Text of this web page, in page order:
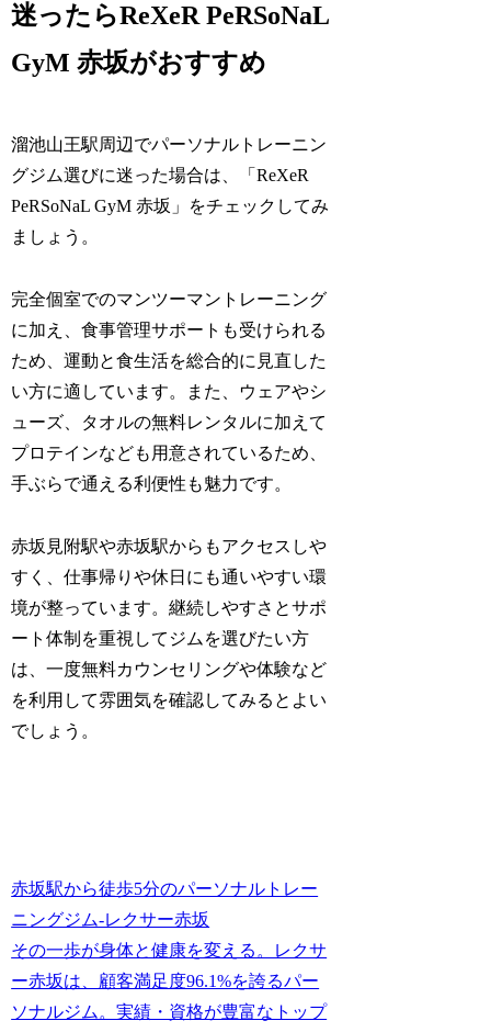
迷ったらReXeR PeRSoNaL
GyM 赤坂がおすすめ
溜池山王駅周辺でパーソナルトレーニン
グジム選びに迷った場合は、「ReXeR
PeRSoNaL GyM 赤坂」をチェックしてみ
ましょう。
完全個室でのマンツーマントレーニング
に加え、食事管理サポートも受けられる
ため、運動と食生活を総合的に見直した
い方に適しています。また、ウェアやシ
ューズ、タオルの無料レンタルに加えて
プロテインなども用意されているため、
手ぶらで通える利便性も魅力です。
赤坂見附駅や赤坂駅からもアクセスしや
すく、仕事帰りや休日にも通いやすい環
境が整っています。継続しやすさとサポ
ート体制を重視してジムを選びたい方
は、一度無料カウンセリングや体験など
を利用して雰囲気を確認してみるとよい
でしょう。
赤坂駅から徒歩5分のパーソナルトレー
ニングジム-レクサー赤坂
その一歩が身体と健康を変える。レクサ
ー赤坂は、顧客満足度96.1%を誇るパー
ソナルジム。実績・資格が豊富なトップ